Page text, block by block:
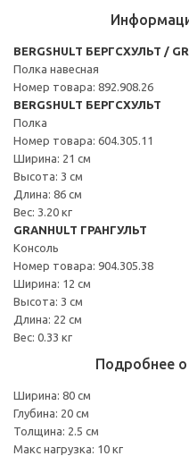
BERGSHULT БЕРГСХУЛЬТ /
Полка навесная
Номер товара: 892.908.26
BERGSHULT БЕРГСХУЛЬТ
Полка
Номер товара: 604.305.11
Ширина: 21 см
Высота: 3 см
Длина: 86 см
Вес: 3.20 кг
GRANHULT ГРАНГУЛЬТ
Консоль
Номер товара: 904.305.38
Ширина: 12 см
Высота: 3 см
Длина: 22 см
Вес: 0.33 кг
Подробнее
Ширина: 80 см
Глубина: 20 см
Толщина: 2.5 см
Макс нагрузка: 10 кг